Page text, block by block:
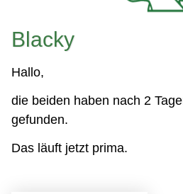
Blacky
Hallo,
die beiden haben nach 2
gefunden.
Das läuft jetzt prima.